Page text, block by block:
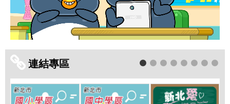
連結專區 1 2 3 4 5 6 7 8